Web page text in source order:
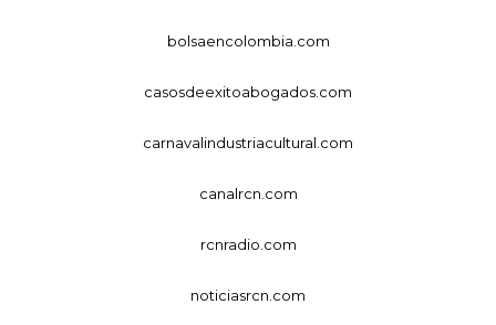
bolsaencolombia.com
casosdeexitoabogados.com
carnavalindustriacultural.com
canalrcn.com
rcnradio.com
noticiasrcn.com